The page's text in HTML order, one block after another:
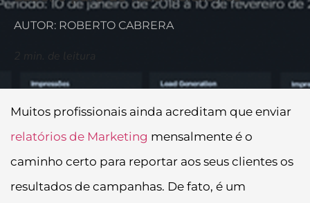
AUTOR: ROBERTO CABRERA
2 min. de leitura
Muitos profissionais ainda acreditam que enviar
relatórios de Marketing mensalmente é o
caminho certo para reportar aos seus clientes os
resultados de campanhas. De fato, é um